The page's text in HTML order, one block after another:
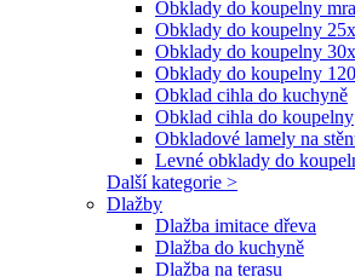
Obklady do koupelny
Obklady do koupelny
Obklady do koupelny
Obklady do koupelny
Obklad cihla do kuchyně
Obklad cihla do koupelny
Obkladové lamely na
Levné obklady do
Další kategorie >
Dlažby
Dlažba imitace dřeva
Dlažba do kuchyně
Dlažba na terasu